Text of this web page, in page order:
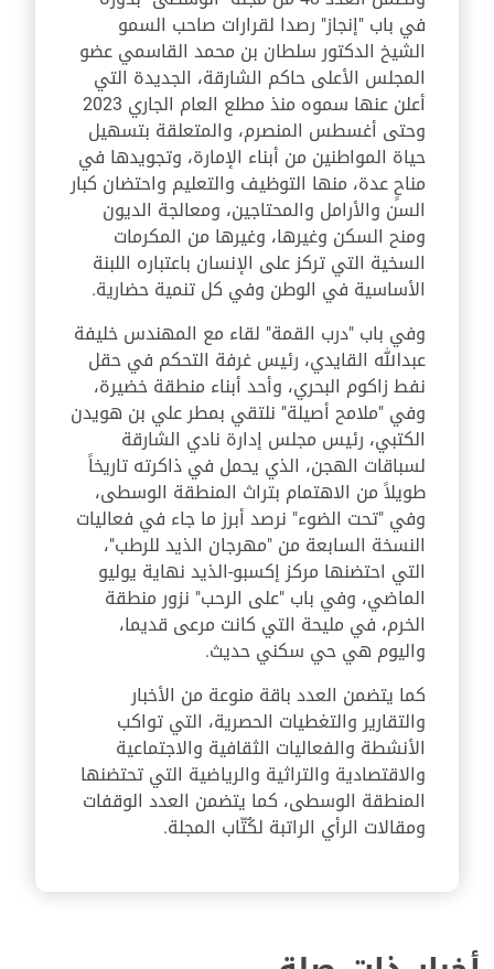
في باب "إنجاز" رصدا لقرارات صاحب السمو
الشيخ الدكتور سلطان بن محمد القاسمي عضو
المجلس الأعلى حاكم الشارقة، الجديدة التي
أعلن عنها سموه منذ مطلع العام الجاري 2023
وحتى أغسطس المنصرم، والمتعلقة بتسهيل
حياة المواطنين من أبناء الإمارة، وتجويدها في
مناحٍ عدة، منها التوظيف والتعليم واحتضان كبار
السن والأرامل والمحتاجين، ومعالجة الديون
ومنح السكن وغيرها، وغيرها من المكرمات
السخية التي تركز على الإنسان باعتباره اللبنة
الأساسية في الوطن وفي كل تنمية حضارية.
وفي باب "درب القمة" لقاء مع المهندس خليفة
عبدالله القايدي، رئيس غرفة التحكم في حقل
نفط زاكوم البحري، وأحد أبناء منطقة خضيرة،
وفي "ملامح أصيلة" نلتقي بمطر علي بن هويدن
الكتبي، رئيس مجلس إدارة نادي الشارقة
لسباقات الهجن، الذي يحمل في ذاكرته تاريخاً
طويلاً من الاهتمام بتراث المنطقة الوسطى،
وفي "تحت الضوء" نرصد أبرز ما جاء في فعاليات
النسخة السابعة من "مهرجان الذيد للرطب"،
التي احتضنها مركز إكسبو-الذيد نهاية يوليو
الماضي، وفي باب "على الرحب" نزور منطقة
الخرم، في مليحة التي كانت مرعى قديما،
واليوم هي حي سكني حديث.
كما يتضمن العدد باقة منوعة من الأخبار
والتقارير والتغطيات الحصرية، التي تواكب
الأنشطة والفعاليات الثقافية والاجتماعية
والاقتصادية والتراثية والرياضية التي تحتضنها
المنطقة الوسطى، كما يتضمن العدد الوقفات
ومقالات الرأي الراتبة لكُتّاب المجلة.